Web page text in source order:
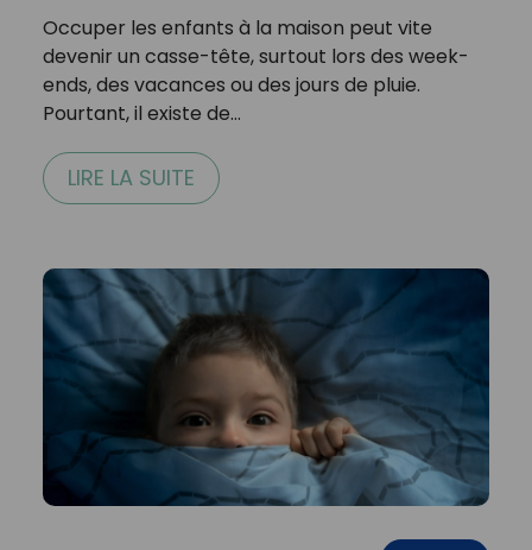
Occuper les enfants à la maison peut vite
devenir un casse-tête, surtout lors des week-
ends, des vacances ou des jours de pluie.
Pourtant, il existe de…
LIRE LA SUITE